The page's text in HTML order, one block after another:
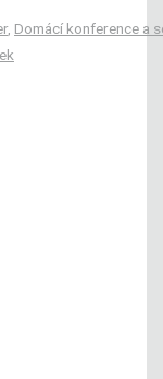
, Domácí konference a